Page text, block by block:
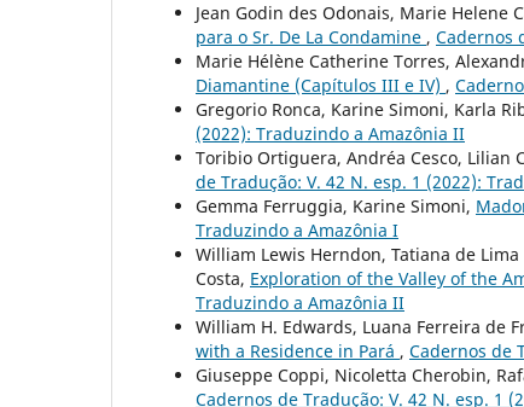
Jean Godin des Odonais, Marie Helene
para o Sr. De La Condamine , Cadernos
Marie Hélène Catherine Torres,
Diamantine (Capítulos III e IV) ,
Gregorio Ronca, Karine Simoni, Karla
(2022): Traduzindo a Amazônia II
Toribio Ortiguera, Andréa Cesco, Lilian
de Tradução: V. 42 N. esp. 1 (2022):
Gemma Ferruggia, Karine Simoni,
Traduzindo a Amazônia I
William Lewis Herndon, Tatiana de
Costa, Exploration of the Valley of the
Traduzindo a Amazônia II
William H. Edwards, Luana Ferreira de
with a Residence in Pará , Cadernos de
Giuseppe Coppi, Nicoletta Cherobin,
Cadernos de Tradução: V. 42 N. esp. 1